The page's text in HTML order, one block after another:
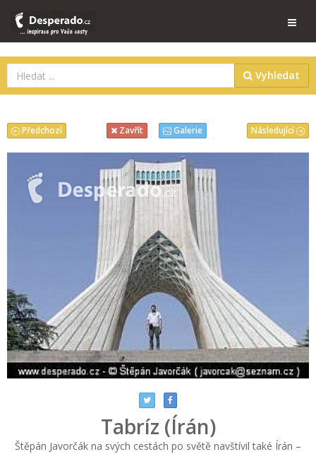
Vyhledat
Následující
Předchozí Zavřít Galerie
Tabríz (Írán)
Štěpán Javorčák na svých cestách po světě navštívil také Írán –